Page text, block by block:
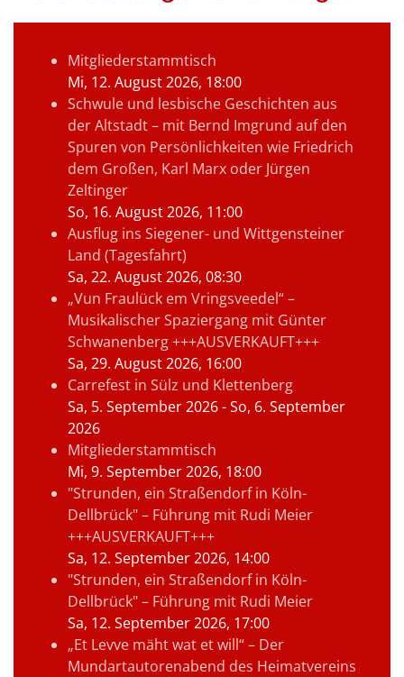
Mitgliederstammtisch
Mi, 12. August 2026, 18:00
Schwule und lesbische Geschichten aus
der Altstadt – mit Bernd Imgrund auf den
Spuren von Persönlichkeiten wie Friedrich
dem Großen, Karl Marx oder Jürgen
Zeltinger
So, 16. August 2026, 11:00
Ausflug ins Siegener- und Wittgensteiner
Land (Tagesfahrt)
Sa, 22. August 2026, 08:30
„Vun Fraulück em Vringsveedel“ –
Musikalischer Spaziergang mit Günter
Schwanenberg +++AUSVERKAUFT+++
Sa, 29. August 2026, 16:00
Carrefest in Sülz und Klettenberg
Sa, 5. September 2026- So, 6. September
2026
Mitgliederstammtisch
Mi, 9. September 2026, 18:00
"Strunden, ein Straßendorf in Köln-
Dellbrück" – Führung mit Rudi Meier
+++AUSVERKAUFT+++
Sa, 12. September 2026, 14:00
"Strunden, ein Straßendorf in Köln-
Dellbrück" – Führung mit Rudi Meier
Sa, 12. September 2026, 17:00
„Et Levve mäht wat et will“ – Der
Mundartautorenabend des Heimatvereins